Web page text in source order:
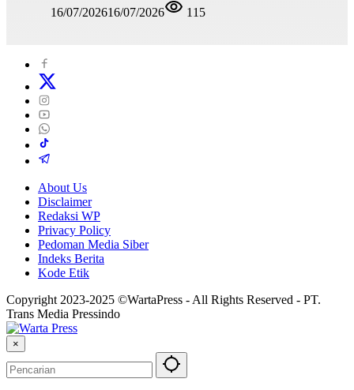
16/07/202616/07/2026 115
About Us
Disclaimer
Redaksi WP
Privacy Policy
Pedoman Media Siber
Indeks Berita
Kode Etik
Copyright 2023-2025 ©WartaPress - All Rights Reserved - PT.
Trans Media Pressindo
×